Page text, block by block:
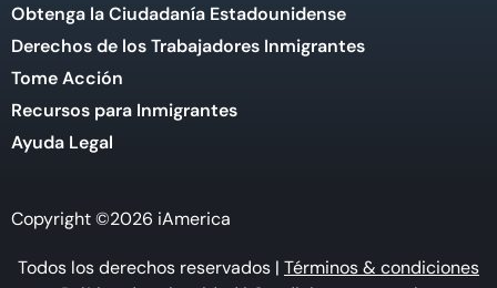
Obtenga la Ciudadanía Estadounidense
Derechos de los Trabajadores Inmigrantes
Tome Acción
Recursos para Inmigrantes
Ayuda Legal
Copyright ©2026 iAmerica
Todos los derechos reservados | Términos & condiciones